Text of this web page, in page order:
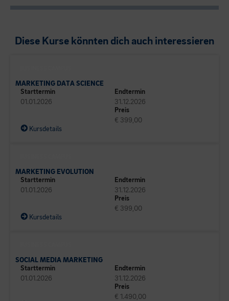
Diese Kurse könnten dich auch interessieren
MARKETING DATA SCIENCE
Starttermin
01.01.2026
Endtermin
31.12.2026
Preis
€ 399,00
Kursdetails
MARKETING EVOLUTION
Starttermin
01.01.2026
Endtermin
31.12.2026
Preis
€ 399,00
Kursdetails
SOCIAL MEDIA MARKETING
Starttermin
01.01.2026
Endtermin
31.12.2026
Preis
€ 1.490,00